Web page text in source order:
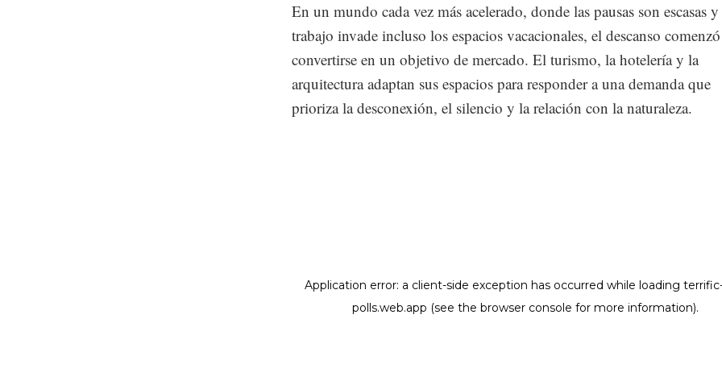
En un mundo cada vez más acelerado, donde las pausas son escasas
trabajo invade incluso los espacios vacacionales, el descanso
convertirse en un objetivo de mercado. El turismo, la hotelería y la
arquitectura adaptan sus espacios para responder a una demanda que
prioriza la desconexión, el silencio y la relación con la naturaleza.